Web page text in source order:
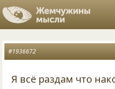
#1936672
Я всё раздам что